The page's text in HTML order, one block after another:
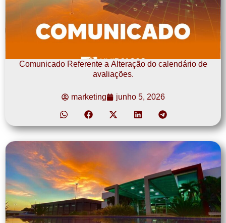
Comunicado Referente a Alteração do calendário de
avaliações.
marketing junho 5, 2026